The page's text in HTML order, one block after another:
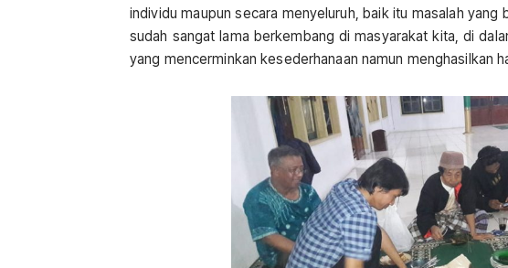
individu maupun secara menyeluruh, baik itu masalah yang
sudah sangat lama berkembang di masyarakat kita, di
yang mencerminkan kesederhanaan namun menghasilkan